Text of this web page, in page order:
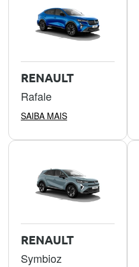
RENAULT
Rafale
SAIBA MAIS
RENAULT
Symbioz